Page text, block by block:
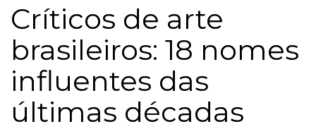
Críticos de arte
brasileiros: 18 nomes
influentes das
últimas décadas